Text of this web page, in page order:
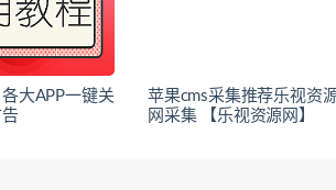
大APP一键关
苹果cms采集推荐乐视资
网采集 【乐视资源网】